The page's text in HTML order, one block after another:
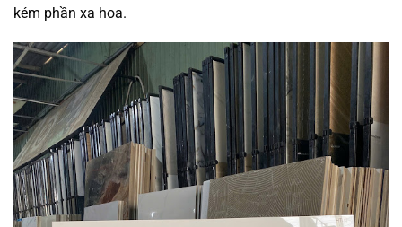
kém phần xa hoa.